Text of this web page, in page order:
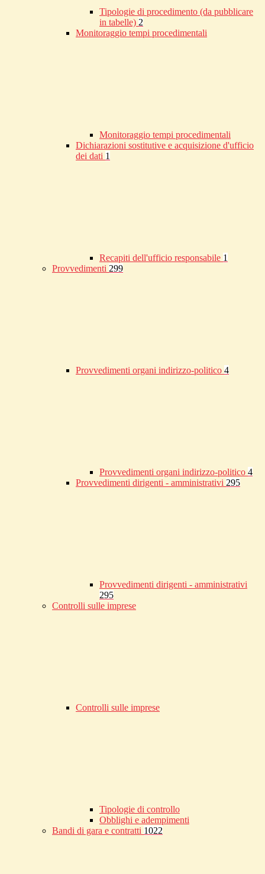
Tipologie di procedimento (da pubblicare
in tabelle) 2
Monitoraggio tempi procedimentali
Monitoraggio tempi procedimentali
Dichiarazioni sostitutive e acquisizione d'ufficio
dei dati 1
Recapiti dell'ufficio responsabile 1
Provvedimenti 299
Provvedimenti organi indirizzo-politico 4
Provvedimenti organi indirizzo-politico 4
Provvedimenti dirigenti - amministrativi 295
Provvedimenti dirigenti - amministrativi
295
Controlli sulle imprese
Controlli sulle imprese
Tipologie di controllo
Obblighi e adempimenti
Bandi di gara e contratti 1022